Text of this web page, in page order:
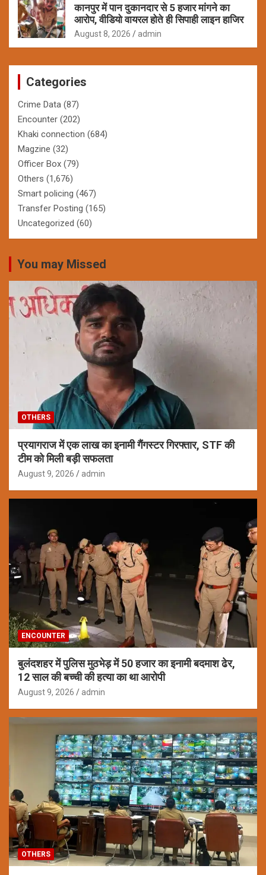
कानपुर में पान दुकानदार से 5 हजार मांगने का
आरोप, वीडियो वायरल होते ही सिपाही लाइन हाजिर
August 8, 2026 admin
Categories
Crime Data (87)
Encounter (202)
Khaki connection (684)
Magzine (32)
Officer Box (79)
Others (1,676)
Smart policing (467)
Transfer Posting (165)
Uncategorized (60)
You may Missed
OTHERS
प्रयागराज में एक लाख का इनामी गैंगस्टर गिरफ्तार, STF की
टीम को मिली बड़ी सफलता
August 9, 2026 admin
ENCOUNTER
बुलंदशहर में पुलिस मुठभेड़ में 50 हजार का इनामी बदमाश ढेर,
12 साल की बच्ची की हत्या का था आरोपी
August 9, 2026 admin
OTHERS